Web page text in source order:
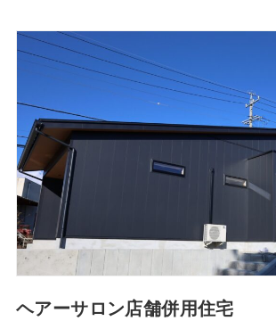
ヘアーサロン店舗併用住宅